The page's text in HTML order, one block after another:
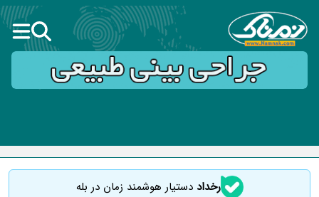
رخداددستیار هوشمند زمان در بله